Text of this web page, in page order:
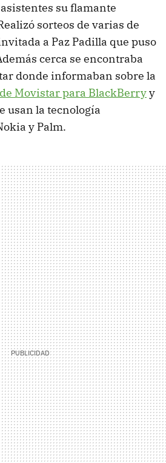
su flamante
sorteos de varias de
a Paz Padilla que puso
cerca se encontraba
donde informaban sobre la
Movistar para BlackBerryy
usan la tecnología
y Palm.